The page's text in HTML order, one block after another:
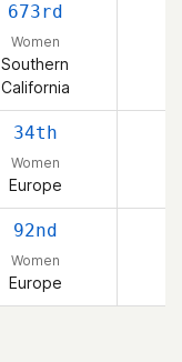
673rd
Women
Southern
California
34th
Women
Europe
92nd
Women
Europe